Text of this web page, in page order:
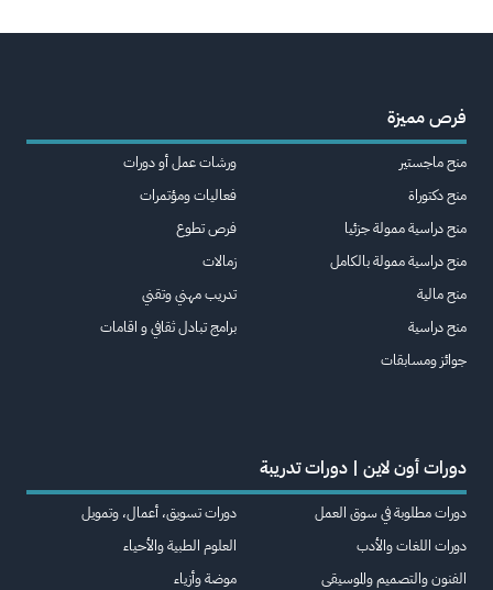
فرص مميزة
منح ماجستير
منح دكتوراة
منح دراسية ممولة جزئيا
منح دراسية ممولة بالكامل
منح مالية
منح دراسية
جوائز ومسابقات
ورشات عمل أو دورات
فعاليات ومؤتمرات
فرص تطوع
زمالات
تدريب مهني وتقني
برامج تبادل ثقافي و اقامات
دورات أون لاين | دورات تدريبة
دورات مطلوبة في سوق العمل
دورات اللغات والأدب
الفنون والتصميم والموسيقى
دورات تسويق، أعمال، وتمويل
العلوم الطبية والأحياء
موضة وأزياء